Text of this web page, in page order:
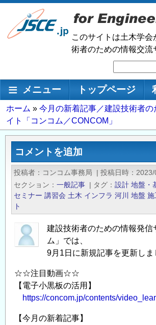
メ
ン
動
このサイトは土木学
術者のための情報交流
索
メインナビゲーション
メニュー トップページ
パ
ン
く
ホーム
今月の新着記事／建設技術者の
イト「コンコム／CONCOM」
コメントを追加
投稿者 コンコム事務局 | 投稿日時
セクション
一般記事 | タグ 設計 地盤・
セミナー 講習会 土木 インフラ 河川 地盤 施
ト
建設技術者のための情報発信
ム」では、
9月1日に新規記事を更新しま
☆☆注目動画☆☆
【電子小黒板の活用】
https://concom.jp/contents/
【今月の新着記事】